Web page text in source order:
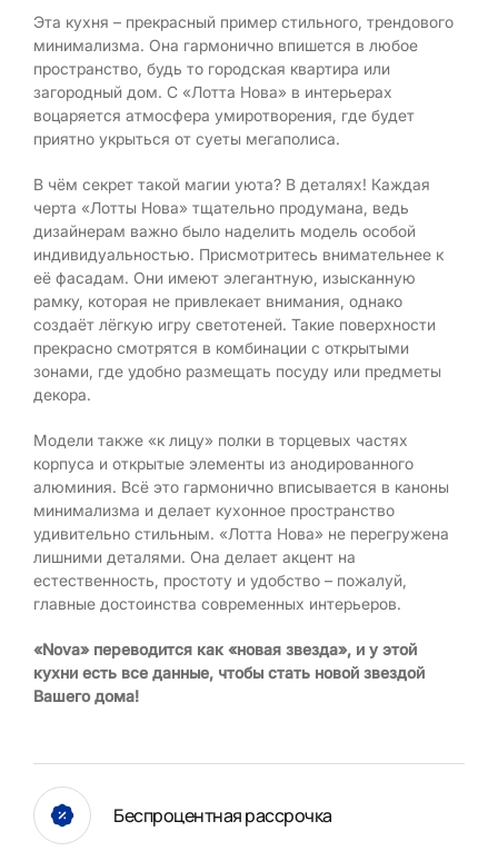
Эта кухня – прекрасный пример стильного, трендового
минимализма. Она гармонично впишется в любое
пространство, будь то городская квартира или
загородный дом. С «Лотта Нова» в интерьерах
воцаряется атмосфера умиротворения, где будет
приятно укрыться от суеты мегаполиса.
В чём секрет такой магии уюта? В деталях! Каждая
черта «Лотты Нова» тщательно продумана, ведь
дизайнерам важно было наделить модель особой
индивидуальностью. Присмотритесь внимательнее к
её фасадам. Они имеют элегантную, изысканную
рамку, которая не привлекает внимания, однако
создаёт лёгкую игру светотеней. Такие поверхности
прекрасно смотрятся в комбинации с открытыми
зонами, где удобно размещать посуду или предметы
декора.
Модели также «к лицу» полки в торцевых частях
корпуса и открытые элементы из анодированного
алюминия. Всё это гармонично вписывается в каноны
минимализма и делает кухонное пространство
удивительно стильным. «Лотта Нова» не перегружена
лишними деталями. Она делает акцент на
естественность, простоту и удобство – пожалуй,
главные достоинства современных интерьеров.
«Nova» переводится как «новая звезда», и у этой
кухни есть все данные, чтобы стать новой звездой
Вашего дома!
Беспроцентная рассрочка